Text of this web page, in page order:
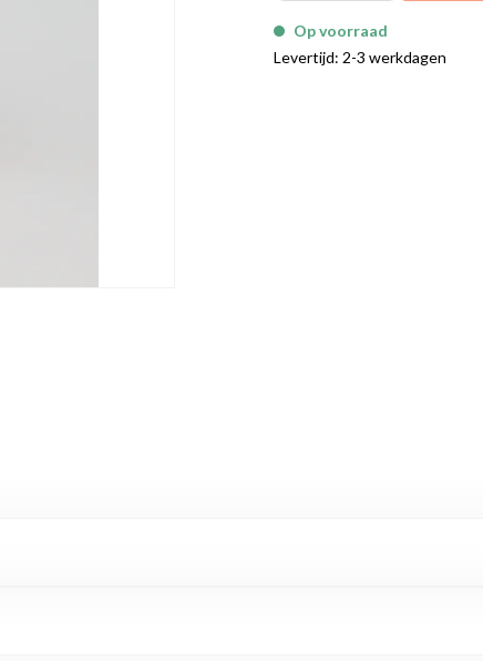
Op voorraad
Levertijd: 2-3 werkdagen